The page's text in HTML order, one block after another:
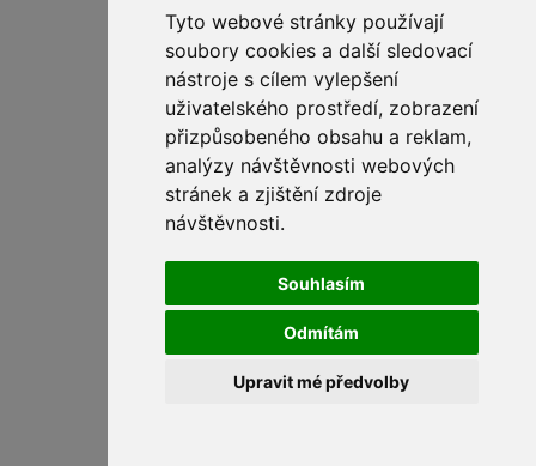
Tyto webové stránky používají
soubory cookies a další sledovací
nástroje s cílem vylepšení
uživatelského prostředí, zobrazení
přizpůsobeného obsahu a reklam,
analýzy návštěvnosti webových
stránek a zjištění zdroje
návštěvnosti.
Souhlasím
Odmítám
Upravit mé předvolby
Kofola 50L